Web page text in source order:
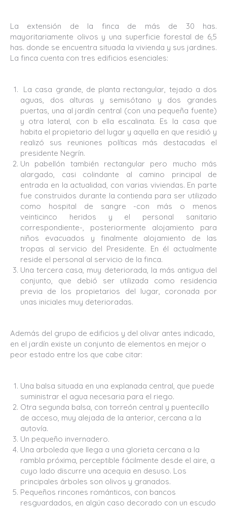
La extensión de la finca de más de 30 has.
mayoritariamente olivos y una superficie forestal de 6,5
has. donde se encuentra situada la vivienda y sus jardines.
La finca cuenta con tres edificios esenciales:
La casa grande, de planta rectangular, tejado a dos
aguas, dos alturas y semisótano y dos grandes
puertas, una al jardín central (con una pequeña fuente)
y otra lateral, con b ella escalinata. Es la casa que
habita el propietario del lugar y aquella en que residió y
realizó sus reuniones políticas más destacadas el
presidente Negrín.
Un pabellón también rectangular pero mucho más
alargado, casi colindante al camino principal de
entrada en la actualidad, con varias viviendas. En parte
fue construidos durante la contienda para ser utilizado
como hospital de sangre -con más o menos
veinticinco heridos y el personal sanitario
correspondiente-, posteriormente alojamiento para
niños evacuados y finalmente alojamiento de las
tropas al servicio del Presidente. En él actualmente
reside el personal al servicio de la finca.
Una tercera casa, muy deteriorada, la más antigua del
conjunto, que debió ser utilizada como residencia
previa de los propietarios del lugar, coronada por
unas iniciales muy deterioradas.
Además del grupo de edificios y del olivar antes indicado,
en el jardín existe un conjunto de elementos en mejor o
peor estado entre los que cabe citar:
Una balsa situada en una explanada central, que puede
suministrar el agua necesaria para el riego.
Otra segunda balsa, con torreón central y puentecillo
de acceso, muy alejada de la anterior, cercana a la
autovía.
Un pequeño invernadero.
Una arboleda que llega a una glorieta cercana a la
rambla próxima, perceptible fácilmente desde el aire, a
cuyo lado discurre una acequia en desuso. Los
principales árboles son olivos y granados.
Pequeños rincones románticos, con bancos
resguardados, en algún caso decorado con un escudo